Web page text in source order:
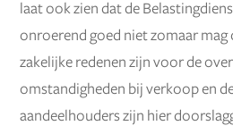
laat ook zien dat de
onroerend goed niet zomaar mag
zakelijke redenen zijn voor de
omstandigheden bij verkoop en
aandeelhouders zijn hier